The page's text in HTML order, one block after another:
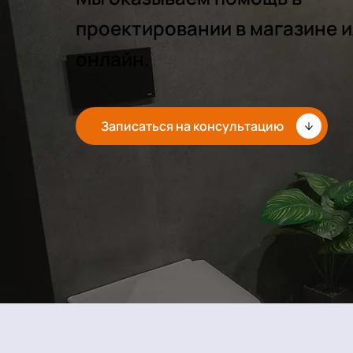
проектировании в магазине
онлайн.
Записаться на консультацию